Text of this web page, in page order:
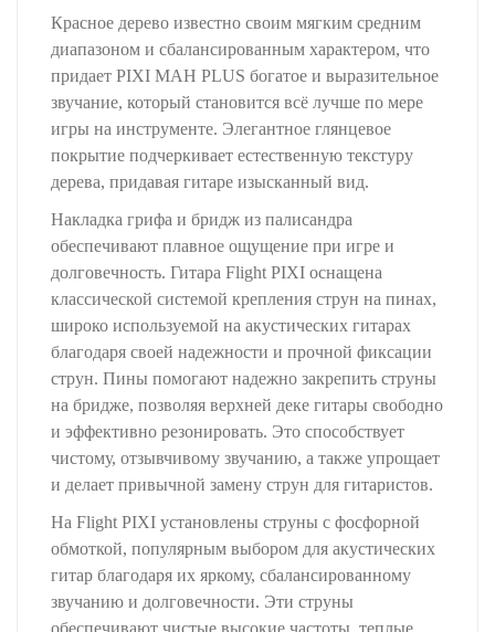
Красное дерево известно своим мягким средним
диапазоном и сбалансированным характером, что
придает PIXI MAH PLUS богатое и выразительное
звучание, который становится всё лучше по мере
игры на инструменте. Элегантное глянцевое
покрытие подчеркивает естественную текстуру
дерева, придавая гитаре изысканный вид.
Накладка грифа и бридж из палисандра
обеспечивают плавное ощущение при игре и
долговечность. Гитара Flight PIXI оснащена
классической системой крепления струн на пинах,
широко используемой на акустических гитарах
благодаря своей надежности и прочной фиксации
струн. Пины помогают надежно закрепить струны
на бридже, позволяя верхней деке гитары свободно
и эффективно резонировать. Это способствует
чистому, отзывчивому звучанию, а также упрощает
и делает привычной замену струн для гитаристов.
На Flight PIXI установлены струны с фосфорной
обмоткой, популярным выбором для акустических
гитар благодаря их яркому, сбалансированному
звучанию и долговечности. Эти струны